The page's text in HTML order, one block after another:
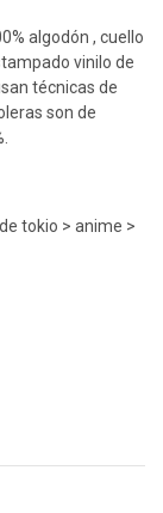
algodón , cuello
vinilo de
técnicas de
son de
tokio > anime >